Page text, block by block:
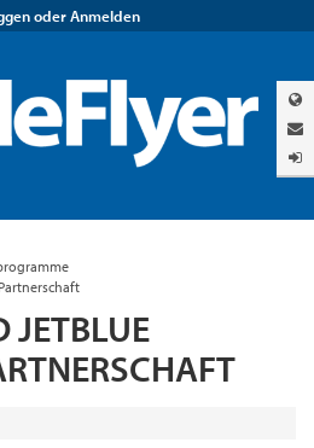
oder Anmelden
JETBLUE